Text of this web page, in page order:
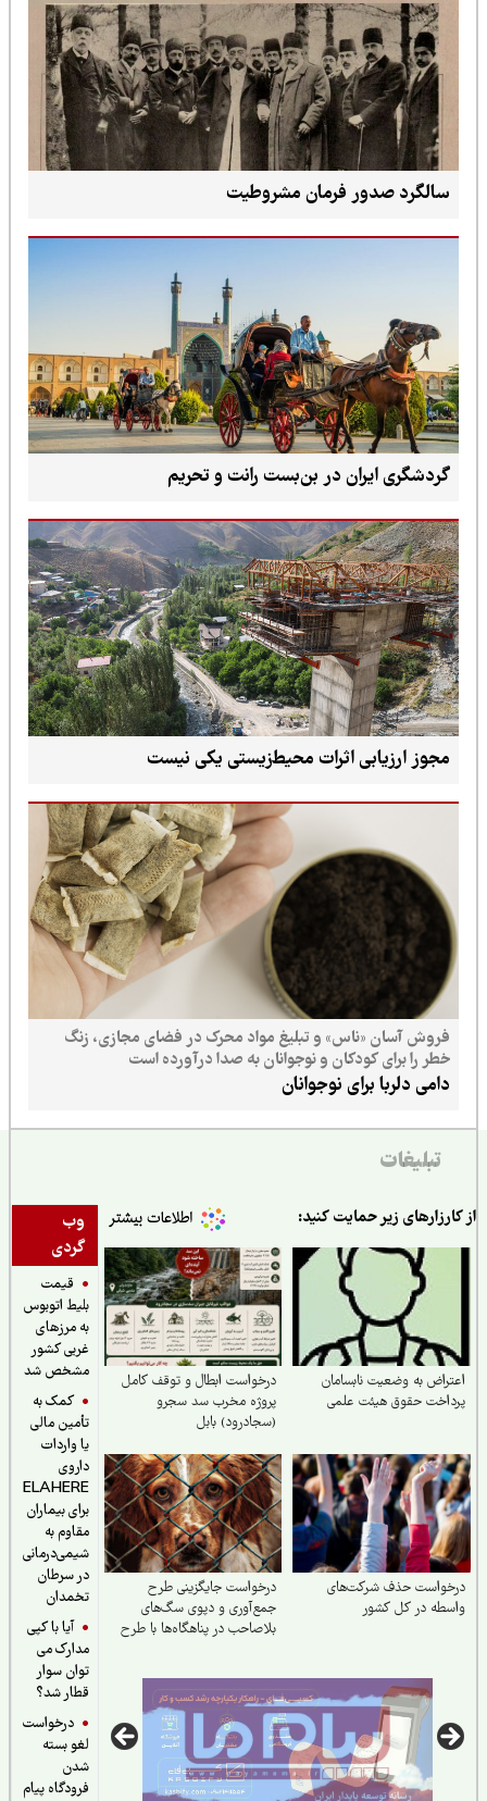
سالگرد صدور فرمان مشروطیت
گردشگری ایران در بن‌بست رانت و تحریم
مجوز ارزیابی اثرات محیط‌زیستی یکی نیست
فروش آسان «ناس» و تبلیغ مواد محرک در فضای مجازی، زنگ
خطر را برای کودکان و نوجوانان به صدا درآورده است
دامی دلربا برای نوجوانان
تبلیغات
وب
گردی
قیمت
بلیط اتوبوس
به مرزهای
غربی کشور
مشخص شد
کمک به
تأمین مالی
یا واردات
داروی
ELAHERE
برای بیماران
مقاوم به
شیمی‌درمانی
در سرطان
تخمدان
آیا با کپی
مدارک می
توان سوار
قطار شد؟
درخواست
لغو بسته
فرودگاه پیام
زیر حمایت کنید:
به وضعیت نابسامان
حقوق هیئت علمی
درخواست ابطال و توقف کامل
پروژه مخرب سد سجرو
(سجادرود) بابل
حذف شرکت‌های
در کل کشور
درخواست جایگزینی طرح
جمع‌آوری و دپوی سگ‌های
بلاصاحب در پناهگاه‌ها با طرح